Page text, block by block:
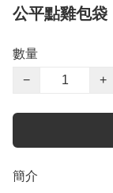
公平點雞包袋
數量
−
+
簡介